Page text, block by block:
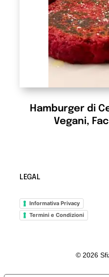
Hamburger di
Vegani,
LEGAL
Informativa Privacy
Termini e Condizioni
© 2026